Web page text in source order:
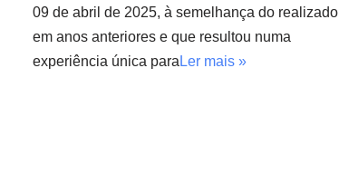
09 de abril de 2025, à semelhança do realizado
em anos anteriores e que resultou numa
experiência única para Ler mais »